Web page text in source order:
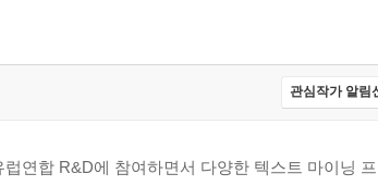
관심작가 알림
연합 R&D에 참여하면서 다양한 텍스트 마이닝